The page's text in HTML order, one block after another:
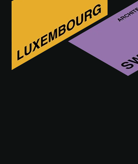
CERAMICA FERRES op
BARCELONA 2019
Deze functionaliteit is enkel